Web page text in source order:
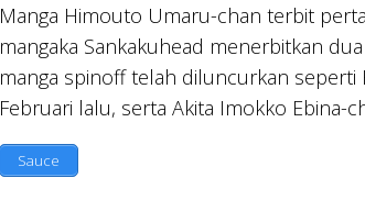
Manga Himouto Umaru-chan terbit
mangaka Sankakuhead menerbitkan
manga spinoff telah diluncurkan
Februari lalu, serta Akita Imokko Ebina-
Sauce